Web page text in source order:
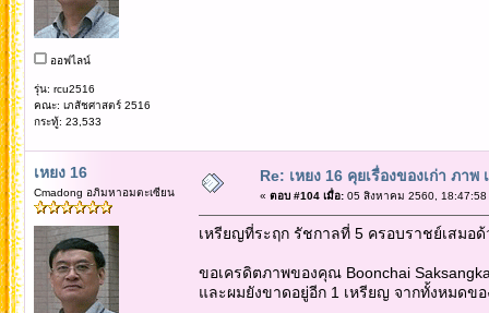
ออฟไลน์
รุ่น: rcu2516
คณะ: เภสัชศาสตร์ 2516
กระทู้: 23,533
เหยง 16
Cmadong อภิมหาอมตะเซียน
Re: เหยง 16 คุยเรื่องของเก่า ภา
« ตอบ #104 เมื่อ:05 สิงหาคม 2560, 18:47:58
เหรียญที่ระฤก รัชกาลที่ 5 ครอบราชย์เสมอ
ขอเครดิตภาพของคุณ Boonchai
และผมยังขาดอยู่อีก 1 เหรียญ จากทั้งหมดข